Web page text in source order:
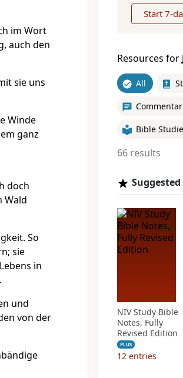
im Wort
auch den
sie uns
Winde
ganz
doch
Wald
So
sie
in
und
von der
Start 7-
Resources for
All
Bible
66 results
Suggested
NIV Study Bible
Notes, Fully
Revised Edition
PLUS
12 entries